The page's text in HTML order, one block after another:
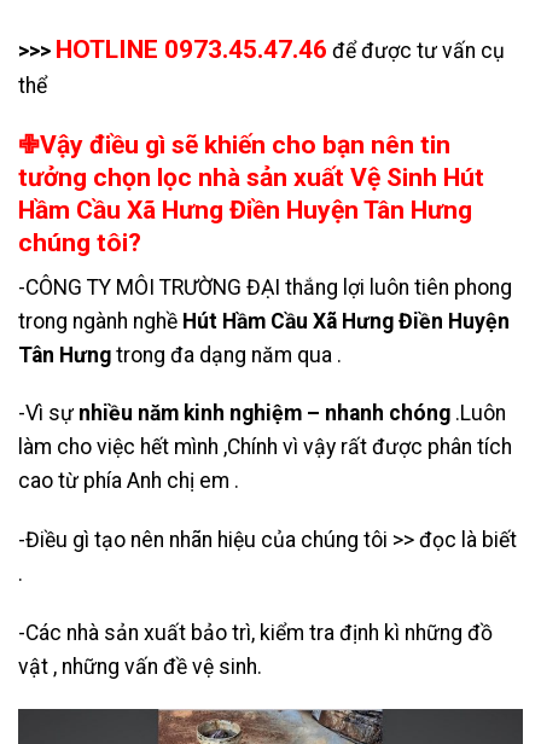
>>> HOTLINE 0973.45.47.46 để được tư vấn cụ
thể
✙Vậy điều gì sẽ khiến cho bạn nên tin
tưởng chọn lọc nhà sản xuất Vệ Sinh Hút
Hầm Cầu Xã Hưng Điền Huyện Tân Hưng
chúng tôi?
-CÔNG TY MÔI TRƯỜNG ĐẠI thắng lợi luôn tiên phong
trong ngành nghề Hút Hầm Cầu Xã Hưng Điền Huyện
Tân Hưng trong đa dạng năm qua .
-Vì sự nhiều năm kinh nghiệm – nhanh chóng .Luôn
làm cho việc hết mình ,Chính vì vậy rất được phân tích
cao từ phía Anh chị em .
-Điều gì tạo nên nhãn hiệu của chúng tôi >> đọc là biết
.
-Các nhà sản xuất bảo trì, kiểm tra định kì những đồ
vật , những vấn đề vệ sinh.